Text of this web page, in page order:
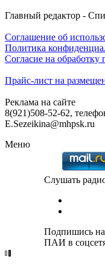
Главный редактор -
Соглашение об
Политика
Согласие на
Прайс-лист на
Реклама на сайте
8(921)508-52-62,
E.Sezeikina@mhpsk.ru
Меню
Слушать
Подпишись
ПАИ в